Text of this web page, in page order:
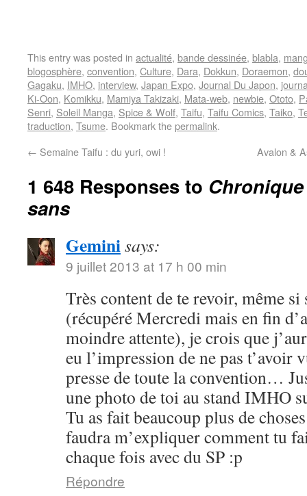
This entry was posted in actualité, bande dessinée, blabla,
blogosphère, convention, Culture, Dara, Dokkun, Doraemon,
Gagaku, IMHO, interview, Japan Expo, Journal Du Japon,
Ki-Oon, Komikku, Mamiya Takizaki, Mata-web, newbie, Ototo,
Senri, Soleil Manga, Spice & Wolf, Taifu, Taifu Comics, Taiko,
traduction, Tsume. Bookmark thepermalink.
← Semaine Taifu : du yuri, owi ! Avalon &
1 648 Responses to Chronique
sans
Geminisays:
9 juillet 2013 at 17 h 00 min
Très content de te revoir, même si
(récupéré Mercredi mais en fin
moindre attente), je crois que
eu l’impression de ne pas t’avoir
presse de toute la convention…
une photo de toi au stand IMHO
Tu as fait beaucoup plus de
faudra m’expliquer comment tu
chaque fois avec du SP :p
Répondre